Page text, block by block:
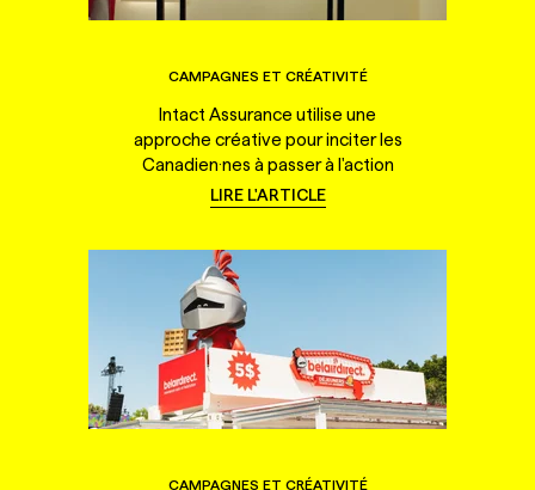
CAMPAGNES ET CRÉATIVITÉ
Intact Assurance utilise une
approche créative pour inciter les
Canadien·nes à passer à l'action
LIRE L'ARTICLE
CAMPAGNES ET CRÉATIVITÉ